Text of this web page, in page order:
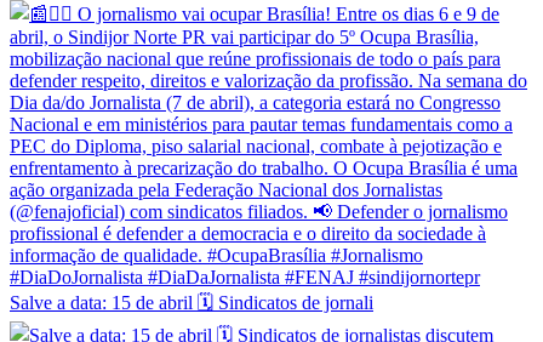
Salve a data: 15 de abril 🗓️ Sindicatos de jornali